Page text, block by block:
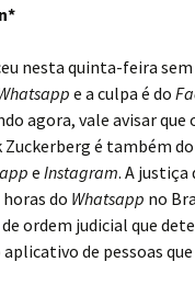
nesta quinta-feira
e a culpa é do
agora, vale avisar que
Zuckerberg é também
e Instagram. A
do Whatsapp no
ordem judicial que
aplicativo de pessoas